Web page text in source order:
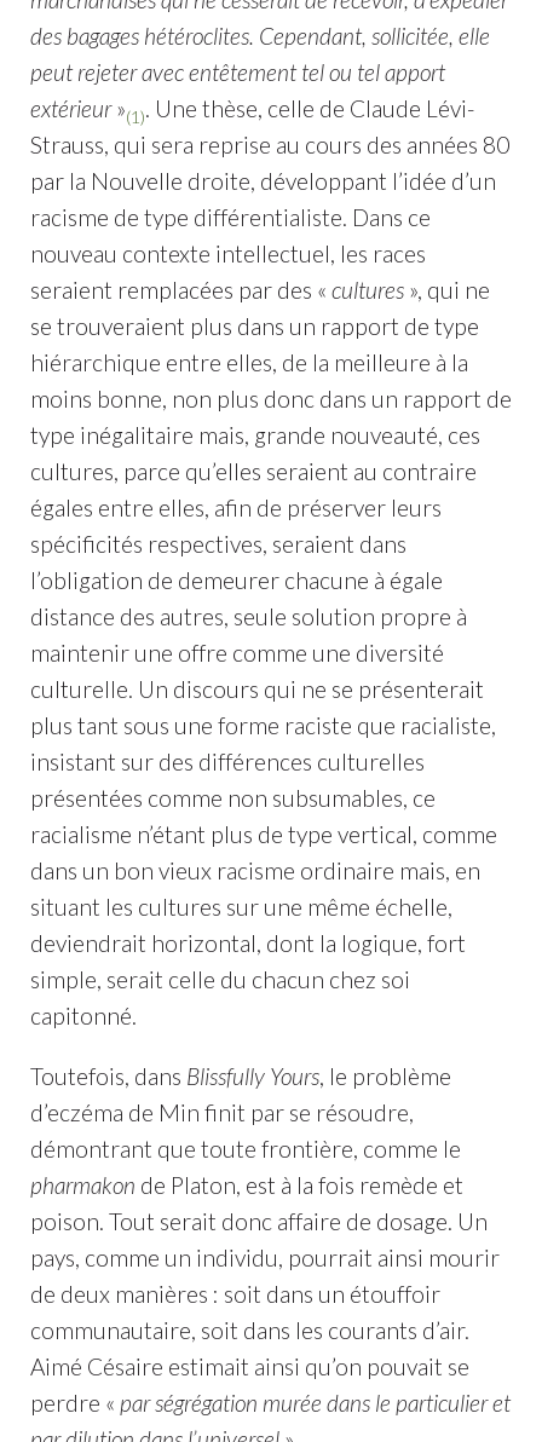
des bagages hétéroclites. Cependant, sollicitée, elle
peut rejeter avec entêtement tel ou tel apport
extérieur»(1). Une thèse, celle de Claude Lévi-
Strauss, qui sera reprise au cours des années 80
par la Nouvelle droite, développant l’idée d’un
racisme de type différentialiste. Dans ce
nouveau contexte intellectuel, les races
seraient remplacées par des « cultures», qui ne
se trouveraient plus dans un rapport de type
hiérarchique entre elles, de la meilleure à la
moins bonne, non plus donc dans un rapport de
type inégalitaire mais, grande nouveauté, ces
cultures, parce qu’elles seraient au contraire
égales entre elles, afin de préserver leurs
spécificités respectives, seraient dans
l’obligation de demeurer chacune à égale
distance des autres, seule solution propre à
maintenir une offre comme une diversité
culturelle. Un discours qui ne se présenterait
plus tant sous une forme raciste que racialiste,
insistant sur des différences culturelles
présentées comme non subsumables, ce
racialisme n’étant plus de type vertical, comme
dans un bon vieux racisme ordinaire mais, en
situant les cultures sur une même échelle,
deviendrait horizontal, dont la logique, fort
simple, serait celle du chacun chez soi
capitonné.
Toutefois, dans Blissfully Yours, le problème
d’eczéma de Min finit par se résoudre,
démontrant que toute frontière, comme le
pharmakon de Platon, est à la fois remède et
poison. Tout serait donc affaire de dosage. Un
pays, comme un individu, pourrait ainsi mourir
de deux manières : soit dans un étouffoir
communautaire, soit dans les courants d’air.
Aimé Césaire estimait ainsi qu’on pouvait se
perdre « par ségrégation murée dans le particulier et